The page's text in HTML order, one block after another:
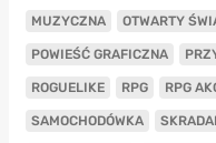
MUZYCZNA OTWARTY
POWIEŚĆ GRAFICZNA
ROGUELIKE RPG RPG
SAMOCHODÓWKA